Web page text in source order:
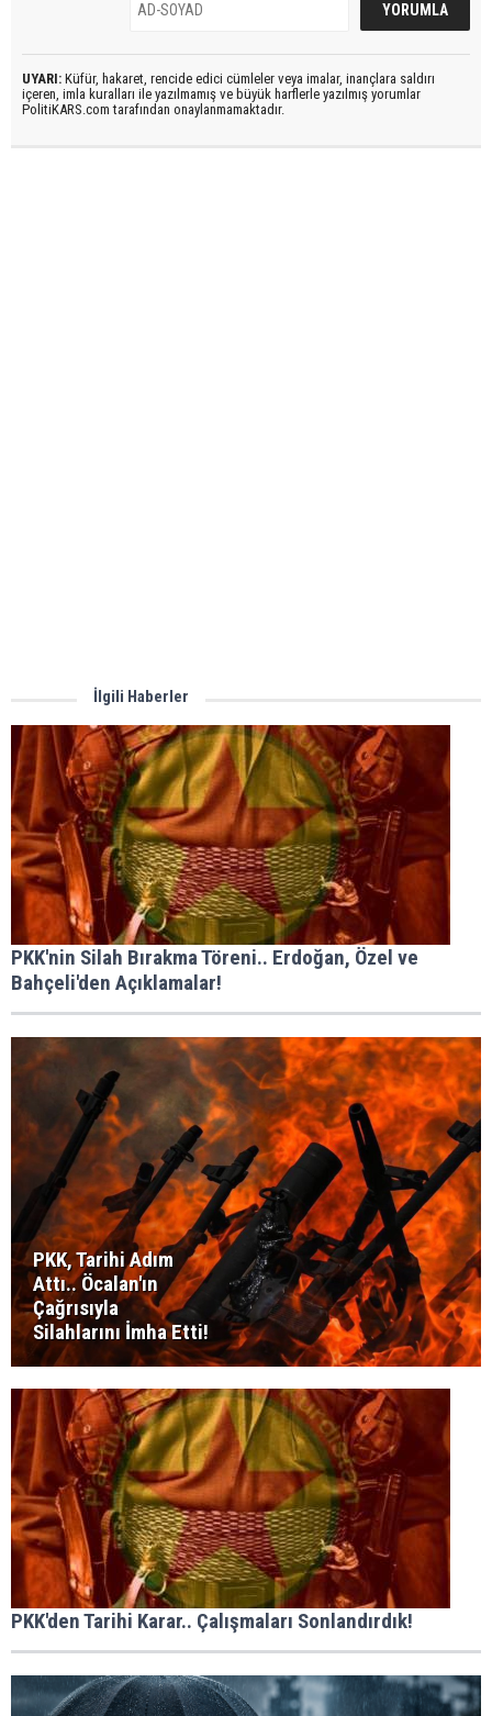
UYARI: Küfür, hakaret, rencide edici cümleler veya imalar, inançlara saldırı
içeren, imla kuralları ile yazılmamış ve büyük harflerle yazılmış yorumlar
PolitiKARS.com tarafından onaylanmamaktadır.
İlgili Haberler
PKK'nin Silah Bırakma Töreni.. Erdoğan, Özel ve
Bahçeli'den Açıklamalar!
PKK, Tarihi Adım
Attı.. Öcalan'ın
Çağrısıyla
Silahlarını İmha Etti!
PKK'den Tarihi Karar.. Çalışmaları Sonlandırdık!